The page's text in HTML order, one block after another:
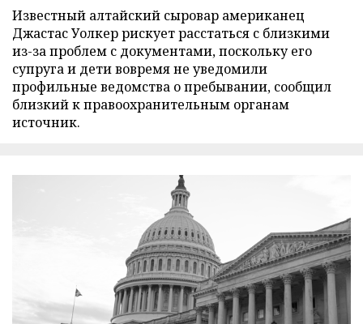
Известный алтайский сыровар американец
Джастас Уолкер рискует расстаться с близкими
из-за проблем с документами, поскольку его
супруга и дети вовремя не уведомили
профильные ведомства о пребывании, сообщил
близкий к правоохранительным органам
источник.